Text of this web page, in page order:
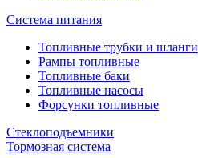
Система питания
Топливные трубки и шланги
Рампы топливные
Топливные баки
Топливные насосы
Форсунки топливные
Стеклоподъемники
Тормозная система